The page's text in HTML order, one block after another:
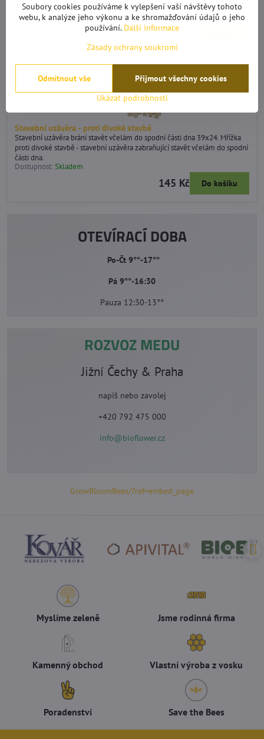
IMGUT Zábrana proti myším plastová 445 x 50 mm
Dostupnost: Skladem
49 Kč
Stavební uzávěra - proti divoké stavbě
Stavební uzávěra brání stavět včelám do spodní části dna 39x24. Mřížka
proti divoké stavbě - stavební uzávěra zabraňující stavět včelám do spodní
části dna.
Dostupnost:Skladem
145 Kč Do košíku
OTEVÍRACÍ DOBA
Po-Čt 9°°-17°°
Pá 9°°-16:30
Pauza 12:30-13°°
ROZVOZ MEDU
Jižní Čechy & Praha
napiš nebo zavolej
+420 792 475 000
info@bioflower.cz
GrowBloomBees/?ref=embed_page
Myslíme zeleně Jsme rodinná firma
Kamenný obchod Vlastní výroba z vosku
Poradenství Save the Bees
Soubory cookies používáme k vylepšení vaší návštěvy tohoto
webu, k analýze jeho výkonu a ke shromažďování údajů o jeho
používání. Další informace
Zásady ochrany soukromí
Ukázat podrobnosti
Přijmout všechny cookies
Odmítnout vše